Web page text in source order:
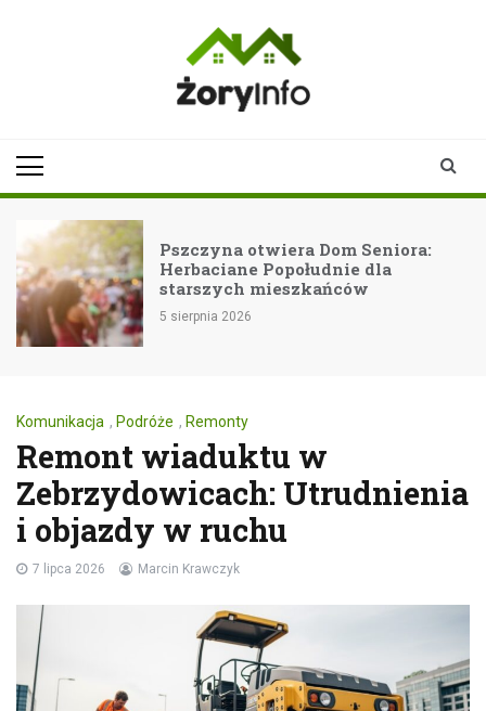
Pszczyna otwiera Dom Seniora:
Herbaciane Popołudnie dla
starszych mieszkańców
5 sierpnia 2026
Komunikacja , Podróże , Remonty
Remont wiaduktu w
Zebrzydowicach: Utrudnienia
i objazdy w ruchu
7 lipca 2026 Marcin Krawczyk